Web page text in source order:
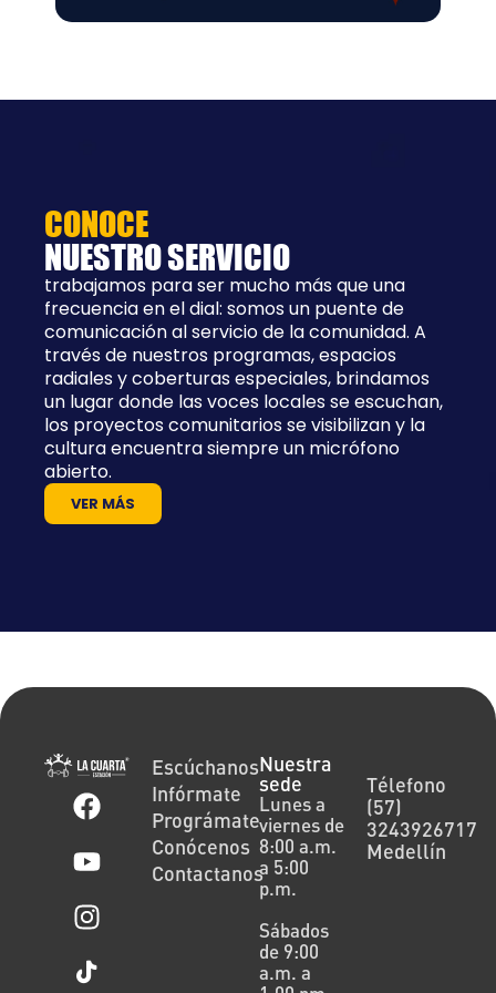
CONOCE
NUESTRO SERVICIO
trabajamos para ser mucho más que una
frecuencia en el dial: somos un puente de
comunicación al servicio de la comunidad. A
través de nuestros programas, espacios
radiales y coberturas especiales, brindamos
un lugar donde las voces locales se escuchan,
los proyectos comunitarios se visibilizan y la
cultura encuentra siempre un micrófono
abierto.
VER MÁS
Escúchanos
Infórmate
Prográmate
Conócenos
Contactanos
Nuestra
sede
Lunes a
viernes de
8:00 a.m.
a 5:00
p.m.
Sábados
de 9:00
a.m. a
Télefono
(57)
3243926717
Medellín